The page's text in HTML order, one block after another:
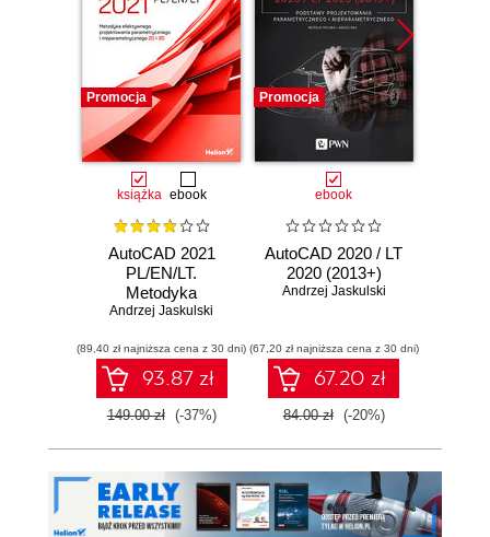
Promocja
książka ebook
AutoCAD 2021
PL/EN/LT.
Metodyka
efektywnego
parametrycznego i
nieparametrycznego
2D i 3D
Andrzej Jaskulski
(89,40 zł najniższa cena z 30 dni)
93.87 zł
149.00 zł (-37%)
Promocja
ebook
AutoCAD 2020 / LT
2020 (2013+)
Andrzej Jaskulski
(67,20 zł najniższa cena z 30 dni)
67.20 zł
84.00 zł (-20%)